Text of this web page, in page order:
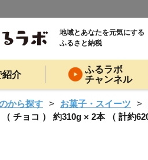
地域とあなたを元気にする
ふるさと納税
紹介
ふるラボ
チャンネル
から探す お菓子・スイーツ
チョコ ） 約310g × 2本 （ 計約